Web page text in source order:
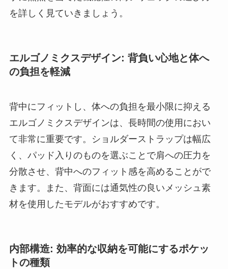
を詳しく見ていきましょう。
エルゴノミクスデザイン: 背負い心地と体へ
の負担を軽減
背中にフィットし、体への負担を最小限に抑える
エルゴノミクスデザインは、長時間の使用におい
て非常に重要です。ショルダーストラップは幅広
く、パッド入りのものを選ぶことで肩への圧力を
分散させ、背中へのフィット感を高めることがで
きます。また、背面には通気性の良いメッシュ素
材を使用したモデルがおすすめです。
内部構造: 効率的な収納を可能にするポケッ
トの種類